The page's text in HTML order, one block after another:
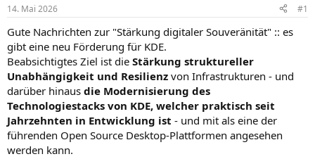
e
r
t
a
14. Mai 2026 #1
Gute Nachrichten zur "Stärkung digitaler Souveränität" :: es
gibt eine neu Förderung für KDE.
Beabsichtigtes Ziel ist die Stärkung struktureller
Unabhängigkeit und Resilienz von Infrastrukturen - und
darüber hinaus die Modernisierung des
Technologiestacks von KDE, welcher praktisch seit
Jahrzehnten in Entwicklung ist - und mit als eine der
führenden Open Source Desktop-Plattformen angesehen
werden kann.